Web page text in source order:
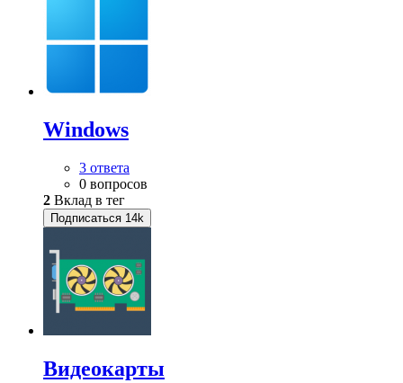
Windows
3 ответа
0 вопросов
2 Вклад в тег
Подписаться 14k
Видеокарты